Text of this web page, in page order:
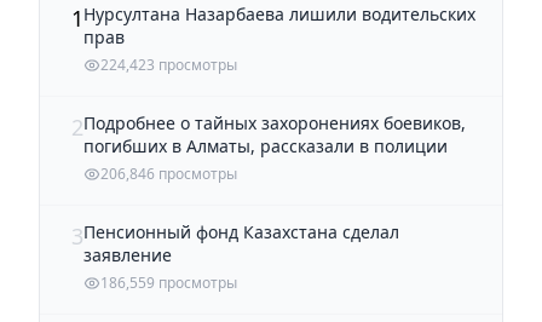
1 Нурсултана Назарбаева лишили водительских
прав
224,423 просмотры
2Подробнее о тайных захоронениях боевиков,
погибших в Алматы, рассказали в полиции
206,846 просмотры
3Пенсионный фонд Казахстана сделал
заявление
186,559 просмотры